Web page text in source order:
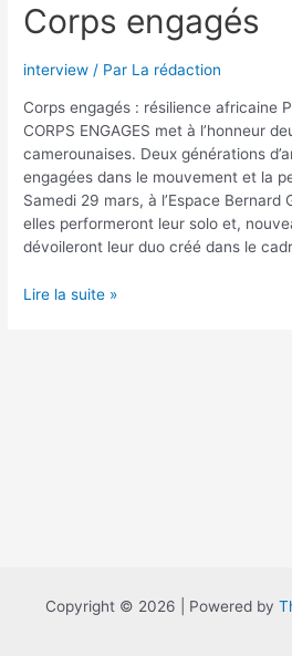
Corps engagés
interview / Par La rédaction
Corps engagés : résilience africaine
CORPS ENGAGES met à l’honneur
camerounaises. Deux générations
engagées dans le mouvement et la
Samedi 29 mars, à l’Espace Bernard
elles performeront leur solo et,
dévoileront leur duo créé dans le
Corps
Lire la suite »
Copyright © 2026 | Powered by